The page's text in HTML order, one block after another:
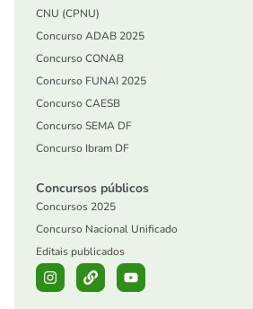
CNU (CPNU)
Concurso ADAB 2025
Concurso CONAB
Concurso FUNAI 2025
Concurso CAESB
Concurso SEMA DF
Concurso Ibram DF
Concursos públicos
Concursos 2025
Concurso Nacional Unificado
Editais publicados